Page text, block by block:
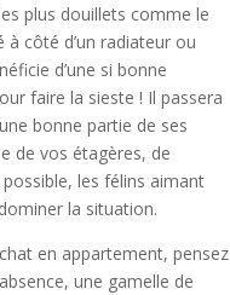
plus douillets comme le
côté d’un radiateur ou
d’une si bonne
faire la sieste ! Il passera
bonne partie de ses
de vos étagères, de
les félins aimant
la situation.
en appartement, pensez
une gamelle de